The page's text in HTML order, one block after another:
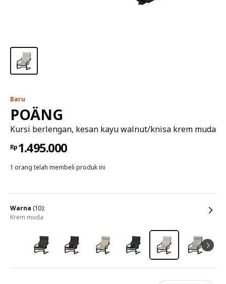
Baru
POÄNG
Kursi berlengan, kesan kayu walnut/knisa krem muda
Rp 1.495.000
1 orang telah membeli produk ini
warna (10):
krem muda